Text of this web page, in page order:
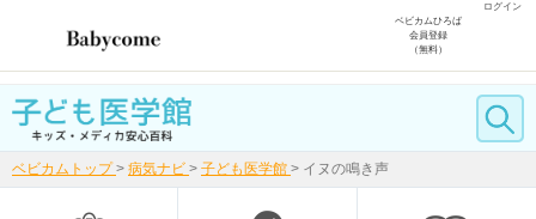
ログイン
ベビカムひろば
会員登録
（無料）
ベビカムトップ > 病気ナビ > 子ども医学館 > イヌの鳴き声